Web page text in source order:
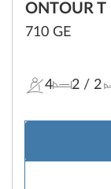
ONTOUR T
710 GE
4 2 / 2